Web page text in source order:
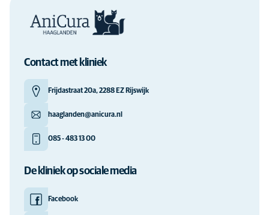
Contact met kliniek
Frijdastraat 20a, 2288 EZ Rijswijk
haaglanden@anicura.nl
085 - 483 13 00
De kliniek op sociale media
Facebook